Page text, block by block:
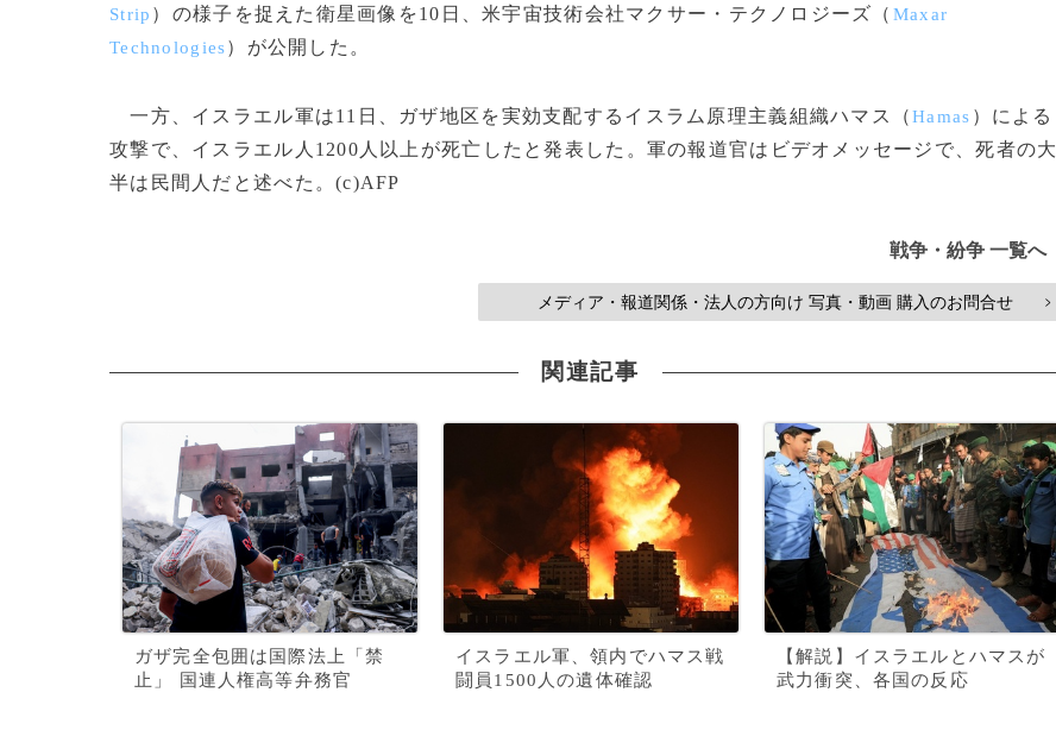
Strip ）の様子を捉えた衛星画像を10日、米宇宙技術会社マクサー・テクノロジーズ（ Maxar
Technologies）が公開した。
一方、イスラエル軍は11日、ガザ地区を実効支配するイスラム原理主義組織ハマス（Hamas ）による
攻撃で、イスラエル人1200人以上が死亡したと発表した。軍の報道官はビデオメッセージで、死者の大
半は民間人だと述べた。(c)AFP
戦争・紛争 一覧へ
メディア・報道関係・法人の方向け 写真・動画 購入のお問合せ >
関連記事
ガザ完全包囲は国際法上「禁
止」 国連人権高等弁務官
イスラエル軍、領内でハマス戦
闘員1500人の遺体確認
【解説】イスラエルとハマスが
武力衝突、各国の反応